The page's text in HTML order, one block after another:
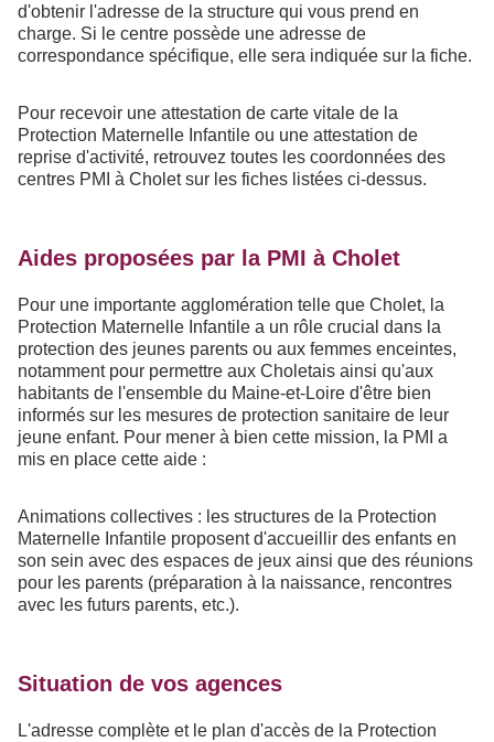
d'obtenir l'adresse de la structure qui vous prend en
charge. Si le centre possède une adresse de
correspondance spécifique, elle sera indiquée sur la fiche.
Pour recevoir une attestation de carte vitale de la
Protection Maternelle Infantile ou une attestation de
reprise d'activité, retrouvez toutes les coordonnées des
centres PMI à Cholet sur les fiches listées ci-dessus.
Aides proposées par la PMI à Cholet
Pour une importante agglomération telle que Cholet, la
Protection Maternelle Infantile a un rôle crucial dans la
protection des jeunes parents ou aux femmes enceintes,
notamment pour permettre aux Choletais ainsi qu'aux
habitants de l'ensemble du Maine-et-Loire d'être bien
informés sur les mesures de protection sanitaire de leur
jeune enfant. Pour mener à bien cette mission, la PMI a
mis en place cette aide :
Animations collectives : les structures de la Protection
Maternelle Infantile proposent d'accueillir des enfants en
son sein avec des espaces de jeux ainsi que des réunions
pour les parents (préparation à la naissance, rencontres
avec les futurs parents, etc.).
Situation de vos agences
L'adresse complète et le plan d'accès de la Protection